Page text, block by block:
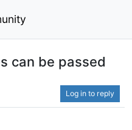
can be passed
Log in to reply